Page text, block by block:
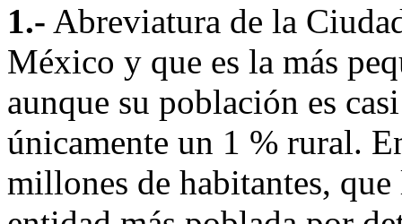
1.- Abreviatura de la
México y que es la más
aunque su población es
únicamente un 1 % rural.
millones de habitantes,